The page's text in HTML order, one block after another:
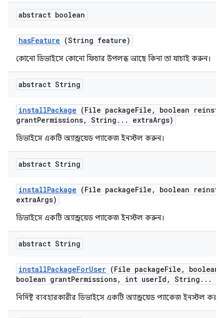
abstract boolean
hasFeature (String feature)
কোনো ডিভাইসে কোনো ফিচার উপলব্ধ আছে কিনা তা যাচাই করুন।
abstract String
installPackage (File packageFile ,
boolean
grantPermissions, String . . . extraArgs)
ডিভাইসে একটি অ্যান্ড্রয়েড প্যাকেজ ইনস্টল করুন।
abstract String
installPackage (File packageFile ,
boolean
extraArgs)
ডিভাইসে একটি অ্যান্ড্রয়েড প্যাকেজ ইনস্টল করুন।
abstract String
installPackageForUser (File packageFile ,
boolean grantPermissions, int userId , String . . .
নির্দিষ্ট ব্যবহারকারীর ডিভাইসে একটি অ্যান্ড্রয়েড প্যাকেজ ইনস্টল